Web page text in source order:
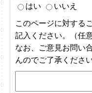
はい
いいえ
このページに対する
記入ください。（任意
なお、ご意見お問い
んのでご了承ください